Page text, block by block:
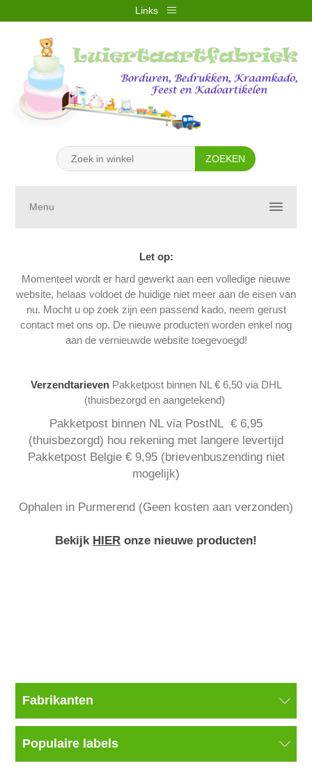
Links
REGISTREREN
WINKELWAGEN (0)
Menu
Let op:
Momenteel wordt er hard gewerkt aan een volledige nieuwe
website, helaas voldoet de huidige niet meer aan de eisen van
nu. Mocht u op zoek zijn een passend kado, neem gerust
contact met ons op. De nieuwe producten worden enkel nog
aan de vernieuwde website toegevoegd!
Verzendtarieven Pakketpost binnen NL € 6,50 via DHL
(thuisbezorgd en aangetekend)
Pakketpost binnen NL via PostNL € 6,95
(thuisbezorgd) hou rekening met langere levertijd
Pakketpost Belgie € 9,95 (brievenbuszending niet
mogelijk)
Ophalen in Purmerend (Geen kosten aan verzonden)
Bekijk HIER onze nieuwe producten!
Fabrikanten
Populaire labels